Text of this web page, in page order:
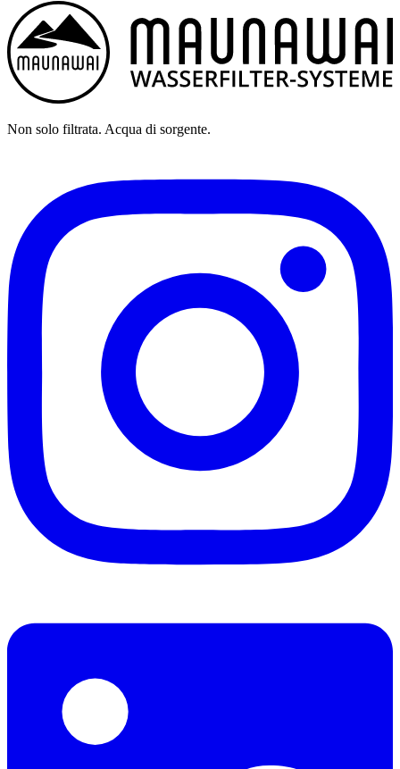
Non solo filtrata. Acqua di sorgente.